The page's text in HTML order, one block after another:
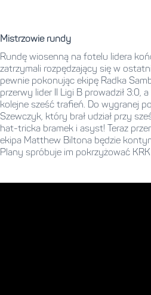
Mistrzowie rundy
Rundę wiosenną na fotelu lidera
zatrzymali rozpędzający się w
pewnie pokonując ekipę Radka
przerwy lider II Ligi B prowadził 3:0,
kolejne sześć trafień. Do wygranej
Szewczyk, który brał udział przy
hat-tricka bramek i asyst! Teraz
ekipa Matthew Biltona będzie
Plany spróbuje im pokrzyżować